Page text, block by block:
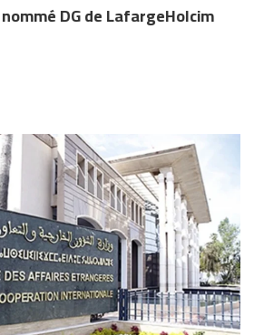
DG de LafargeHolcim